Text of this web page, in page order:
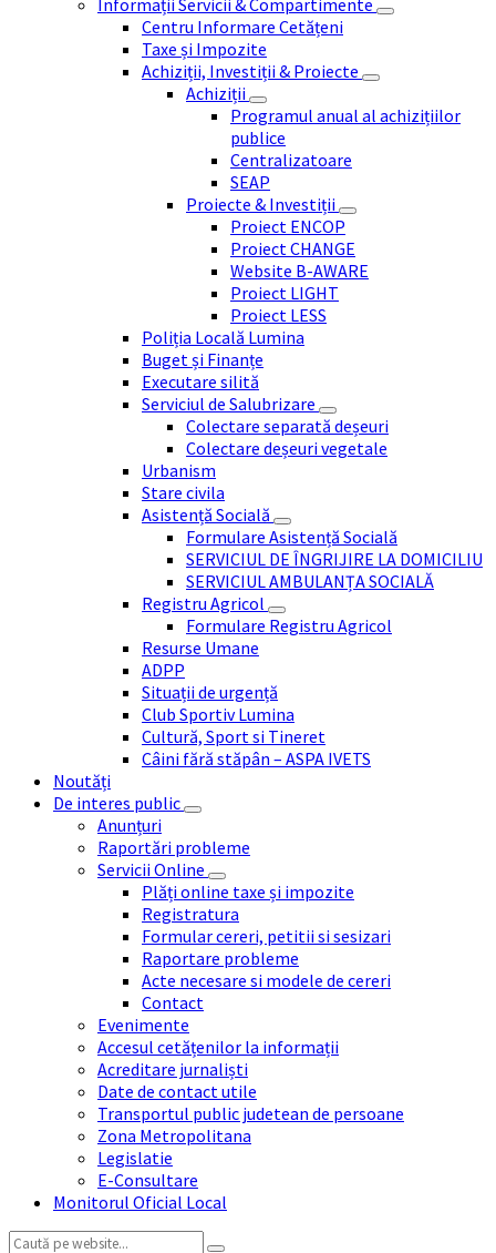
Informații Servicii & Compartimente
Centru Informare Cetățeni
Taxe și Impozite
Achiziții, Investiții & Proiecte
Achiziții
Programul anual al achizițiilor
publice
Centralizatoare
SEAP
Proiecte & Investiții
Proiect ENCOP
Proiect CHANGE
Website B-AWARE
Proiect LIGHT
Proiect LESS
Poliția Locală Lumina
Buget și Finanțe
Executare silită
Serviciul de Salubrizare
Colectare separată deșeuri
Colectare deșeuri vegetale
Urbanism
Stare civila
Asistență Socială
Formulare Asistență Socială
SERVICIUL DE ÎNGRIJIRE LA DOMICILIU
SERVICIUL AMBULANȚA SOCIALĂ
Registru Agricol
Formulare Registru Agricol
Resurse Umane
ADPP
Situații de urgență
Club Sportiv Lumina
Cultură, Sport si Tineret
Câini fără stăpân – ASPA IVETS
Noutăți
De interes public
Anunțuri
Raportări probleme
Servicii Online
Plăți online taxe și impozite
Registratura
Formular cereri, petitii si sesizari
Raportare probleme
Acte necesare si modele de cereri
Contact
Evenimente
Accesul cetățenilor la informații
Acreditare jurnaliști
Date de contact utile
Transportul public judetean de persoane
Zona Metropolitana
Legislatie
E-Consultare
Monitorul Oficial Local
Search: